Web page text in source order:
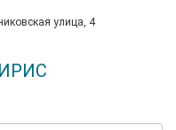
улица, 4